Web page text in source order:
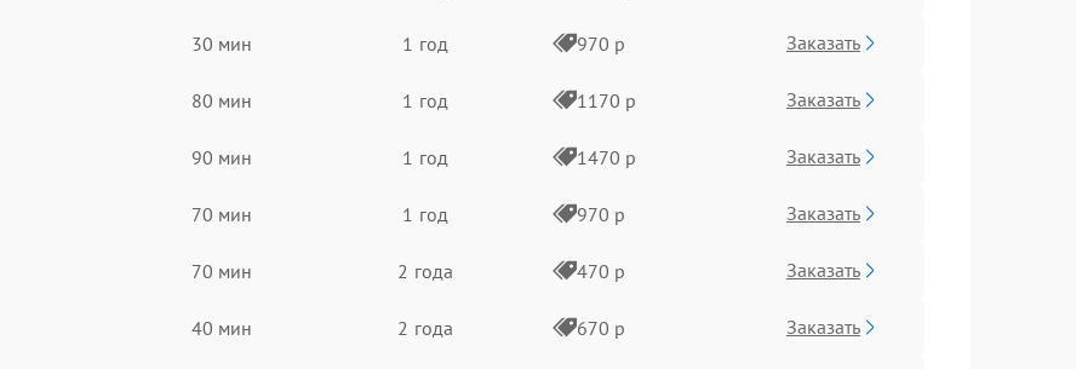
30 мин 1 год 970 р Заказать
80 мин 1 год 1170 р Заказать
90 мин 1 год 1470 р Заказать
70 мин 1 год 970 р Заказать
70 мин 2 года 470 р Заказать
40 мин 2 года 670 р Заказать